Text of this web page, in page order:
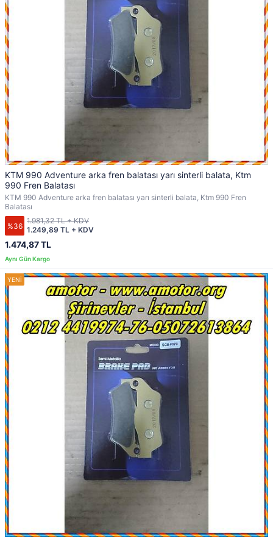
KTM 990 Adventure arka fren balatası yarı sinterli balata, Ktm
990 Fren Balatası
KTM 990 Adventure arka fren balatası yarı sinterli balata, Ktm 990 Fren
Balatası
%36
1.474,87 TL
1.249,89 TL + KDV
1.981,32 TL + KDV